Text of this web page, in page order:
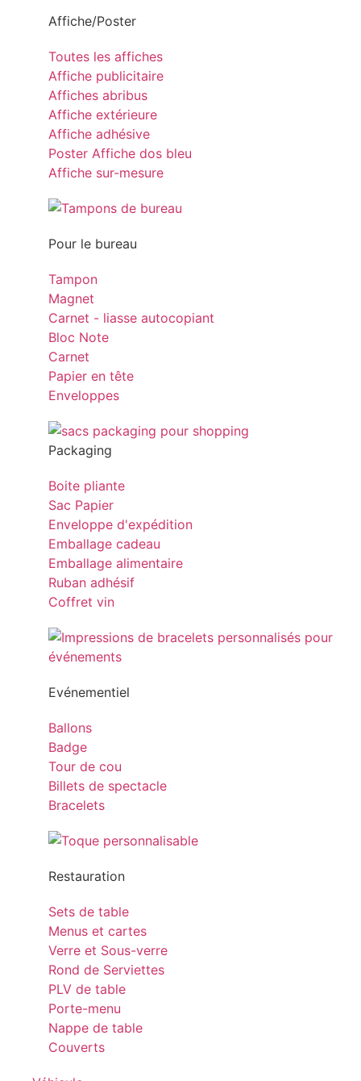
Affiche/Poster
Toutes les affiches
Affiche publicitaire
Affiches abribus
Affiche extérieure
Affiche adhésive
Poster Affiche dos bleu
Affiche sur-mesure
Pour le bureau
Tampon
Magnet
Carnet - liasse autocopiant
Bloc Note
Carnet
Papier en tête
Enveloppes
Packaging
Boite pliante
Sac Papier
Enveloppe d'expédition
Emballage cadeau
Emballage alimentaire
Ruban adhésif
Coffret vin
Evénementiel
Ballons
Badge
Tour de cou
Billets de spectacle
Bracelets
Restauration
Sets de table
Menus et cartes
Verre et Sous-verre
Rond de Serviettes
PLV de table
Porte-menu
Nappe de table
Couverts